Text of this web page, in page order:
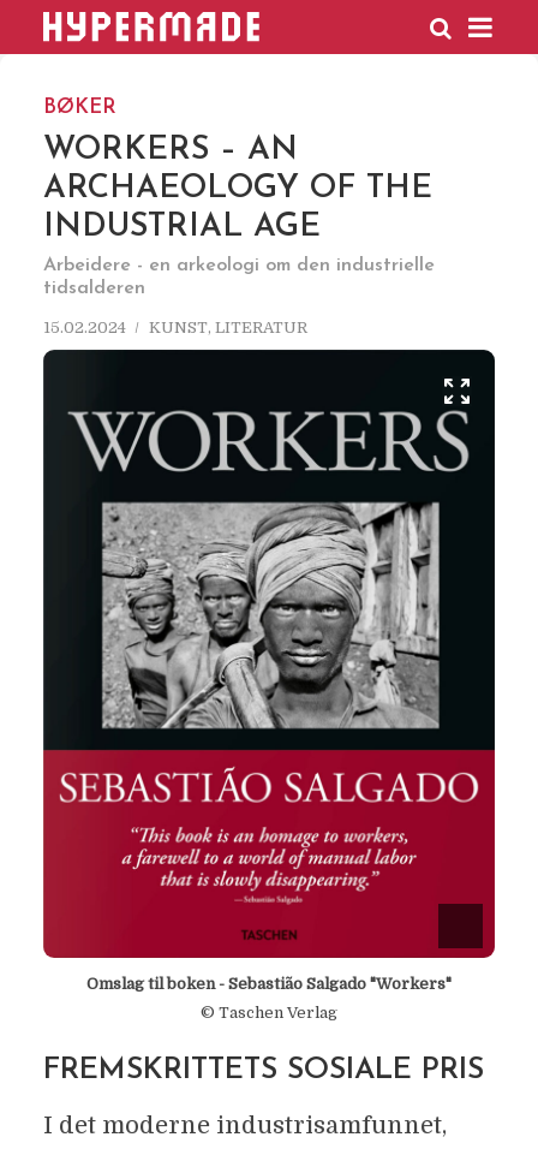
HYPERMADE
BØKER
WORKERS – AN
ARCHAEOLOGY OF THE
INDUSTRIAL AGE
Arbeidere - en arkeologi om den industrielle
tidsalderen
15.02.2024 KUNST, LITERATUR
Omslag til boken - Sebastião Salgado "Workers"
© Taschen Verlag
FREMSKRITTETS SOSIALE PRIS
I det moderne industrisamfunnet,